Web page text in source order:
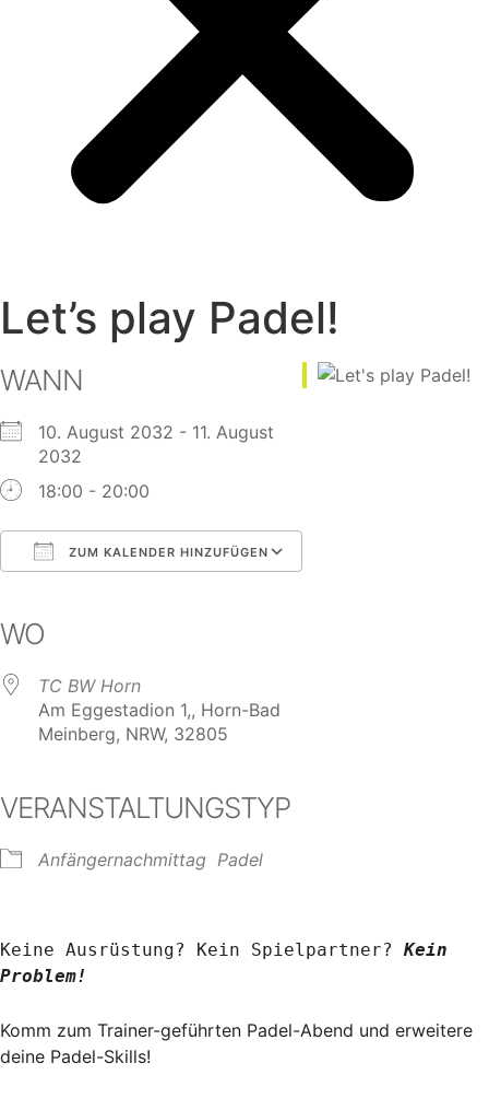
Let’s play Padel!
WANN
10. August 2032 - 11. August
2032
18:00 - 20:00
ZUM KALENDER HINZUFÜGEN
WO
TC BW Horn
Am Eggestadion 1,, Horn-Bad
Meinberg, NRW, 32805
VERANSTALTUNGSTYP
Anfängernachmittag Padel
Keine Ausrüstung? Kein Spielpartner? Kein
Problem!
Komm zum Trainer-geführten Padel-Abend und erweitere
deine Padel-Skills!